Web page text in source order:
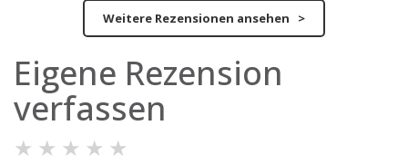
Weitere Rezensionen ansehen >
Eigene Rezension
verfassen
★ ★ ★ ★ ★